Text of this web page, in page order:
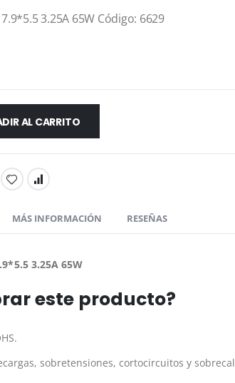
3.25A 65W Código: 6629
AL CARRITO
3.25A 65W
este producto?
sobretensiones, cortocircuitos y
MÁS INFORMACIÓN RESEÑAS